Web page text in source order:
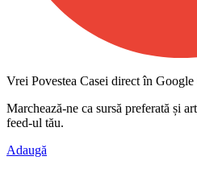
Vrei Povestea Casei direct în
Marchează-ne ca sursă preferată și
feed-ul tău.
Adaugă